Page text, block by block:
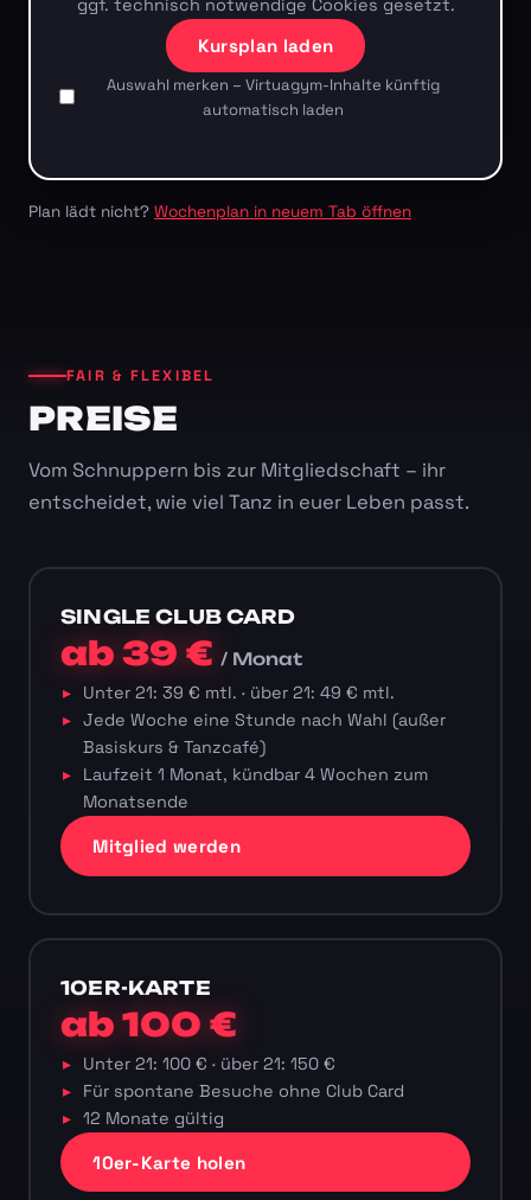
ggf. technisch notwendige Cookies gesetzt.
Kursplan laden
Auswahl merken – Virtuagym-Inhalte künftig
automatisch laden
Plan lädt nicht? Wochenplan in neuem Tab öffnen
FAIR & FLEXIBEL
PREISE
Vom Schnuppern bis zur Mitgliedschaft – ihr
entscheidet, wie viel Tanz in euer Leben passt.
SINGLE CLUB CARD
ab 39 €/ Monat
Unter 21: 39 € mtl. · über 21: 49 € mtl.
Jede Woche eine Stunde nach Wahl (außer
Basiskurs & Tanzcafé)
Laufzeit 1 Monat, kündbar 4 Wochen zum
Monatsende
Mitglied werden
10ER-KARTE
ab 100 €
Unter 21: 100 € · über 21: 150 €
Für spontane Besuche ohne Club Card
12 Monate gültig
10er-Karte holen